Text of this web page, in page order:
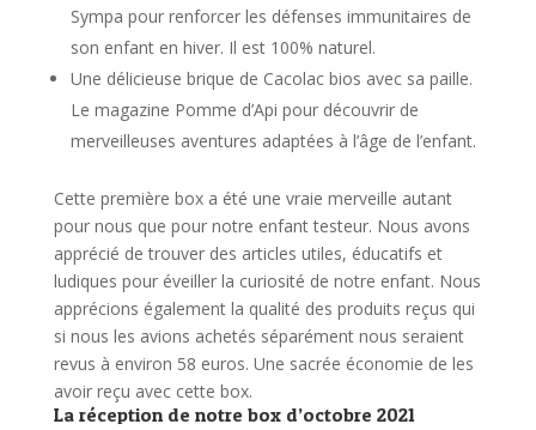
Sympa pour renforcer les défenses immunitaires de
son enfant en hiver. Il est 100% naturel.
Une délicieuse brique de Cacolac bios avec sa paille.
Le magazine Pomme d’Api pour découvrir de
merveilleuses aventures adaptées à l’âge de l’enfant.
Cette première box a été une vraie merveille autant
pour nous que pour notre enfant testeur. Nous avons
apprécié de trouver des articles utiles, éducatifs et
ludiques pour éveiller la curiosité de notre enfant. Nous
apprécions également la qualité des produits reçus qui
si nous les avions achetés séparément nous seraient
revus à environ 58 euros. Une sacrée économie de les
avoir reçu avec cette box.
La réception de notre box d’octobre 2021